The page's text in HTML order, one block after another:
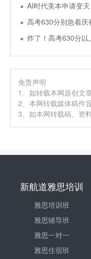
AI时代美本申请变
髙考630分别急着庆
炸了！髙考630分
免责声明
1、如转载本网原创文
2、本网转载媒体稿件
3、如本网转载稿、资
新航道雅思培训
雅思培训班
雅思辅导班
雅思一对一
雅思住宿班